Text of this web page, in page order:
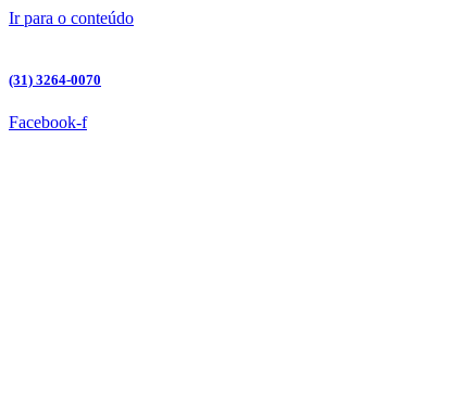
Ir para o conteúdo
(31) 3264-0070
Facebook-f